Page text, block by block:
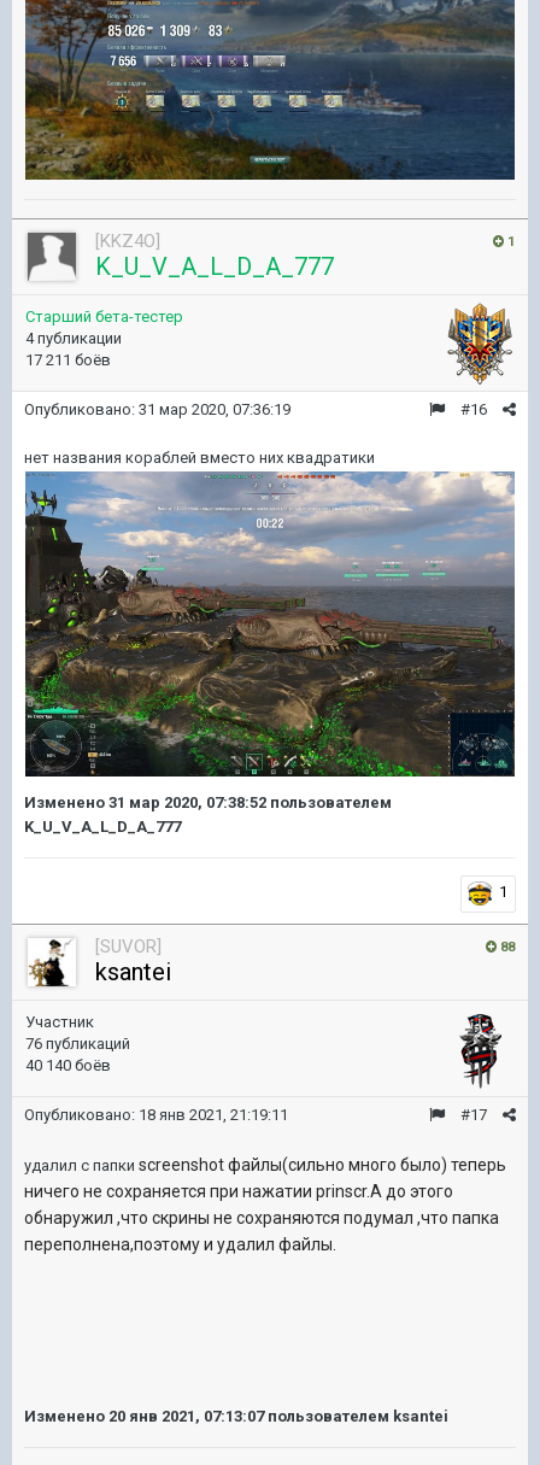
1
[KKZ4O]
K_U_V_A_L_D_A_777
Старший бета-тестер
4 публикации
17 211 боёв
#16
Опубликовано: 31 мар 2020, 07:36:19
нет названия кораблей вместо них квадратики
Изменено 31 мар 2020, 07:38:52 пользователем
K_U_V_A_L_D_A_777
1
88
[SUVOR]
ksantei
Участник
76 публикаций
40 140 боёв
#17
Опубликовано: 18 янв 2021, 21:19:11
удалил с папки screenshot файлы(сильно много было) теперь
ничего не сохраняется при нажатии prinscr.А до этого
обнаружил ,что скрины не сохраняются подумал ,что папка
переполнена,поэтому и удалил файлы.
Изменено 20 янв 2021, 07:13:07пользователем ksantei